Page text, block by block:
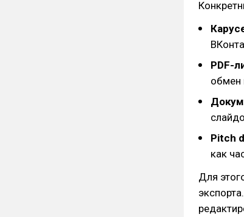
PDF-
обмен
Pitch
как
Для